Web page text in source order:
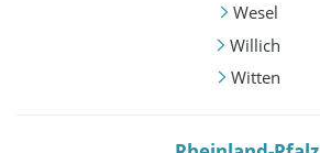
Wesel
Willich
Witten